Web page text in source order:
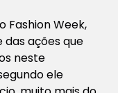
Fashion Week,
ações que
neste
ele